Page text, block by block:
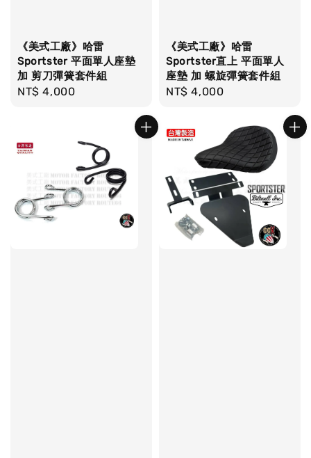
《美式工廠》哈雷
Sportster 平面單人座墊
加 剪刀彈簧套件組
Regular
NT$ 4,000
《美式工廠》哈雷
Sportster直上 平面單人
座墊 加 螺旋彈簧套件組
Regular
NT$ 4,000